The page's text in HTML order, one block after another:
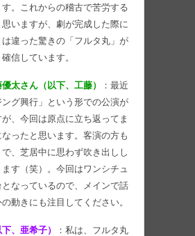
。これからの稽古で苦労する
いますが、劇が完成した際に
違った驚きの「フルタ丸」が
信しています。
太さん（以下、工藤）
：最近
グ興行」という形での公演が
、今回は原点に立ち返ってま
ったと思います。客演の方も
、芝居中に思わず吹き出しし
す（笑）。今回はワンシチュ
なっているので、メインで話
動きにも注目してください。
、亜希子）
：私は、フルタ丸